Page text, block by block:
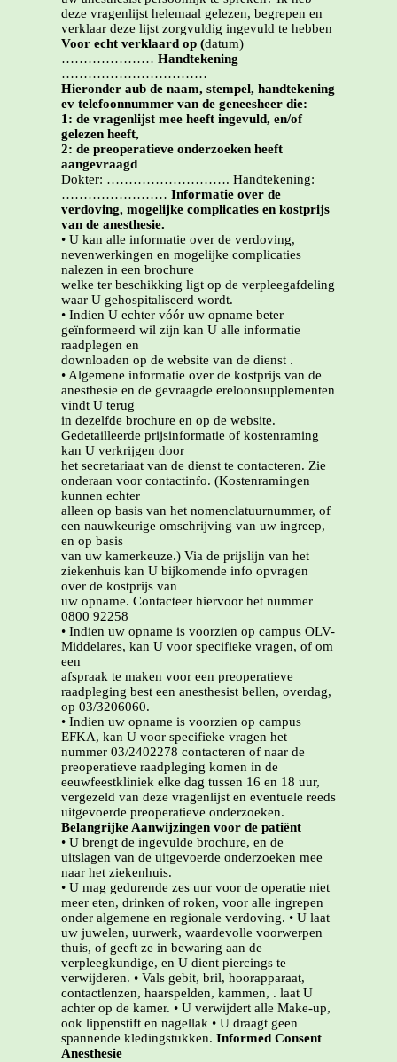
deze vragenlijst helemaal gelezen, begrepen en
verklaar deze lijst zorgvuldig ingevuld te hebben
Voor echt verklaard op (datum)
………………… Handtekening
……………………………
Hieronder aub de naam, stempel, handtekening
ev telefoonnummer van de geneesheer die:
1: de vragenlijst mee heeft ingevuld, en/of
gelezen heeft,
2: de preoperatieve onderzoeken heeft
aangevraagd
Dokter: ………………………. Handtekening:
…………………… Informatie over de
verdoving, mogelijke complicaties en kostprijs
van de anesthesie.
• U kan alle informatie over de verdoving,
nevenwerkingen en mogelijke complicaties
nalezen in een brochure
welke ter beschikking ligt op de verpleegafdeling
waar U gehospitaliseerd wordt.
• Indien U echter vóór uw opname beter
geïnformeerd wil zijn kan U alle informatie
raadplegen en
downloaden op de website van de dienst .
• Algemene informatie over de kostprijs van de
anesthesie en de gevraagde ereloonsupplementen
vindt U terug
in dezelfde brochure en op de website.
Gedetailleerde prijsinformatie of kostenraming
kan U verkrijgen door
het secretariaat van de dienst te contacteren. Zie
onderaan voor contactinfo. (Kostenramingen
kunnen echter
alleen op basis van het nomenclatuurnummer, of
een nauwkeurige omschrijving van uw ingreep,
en op basis
van uw kamerkeuze.) Via de prijslijn van het
ziekenhuis kan U bijkomende info opvragen
over de kostprijs van
uw opname. Contacteer hiervoor het nummer
0800 92258
• Indien uw opname is voorzien op campus OLV-
Middelares, kan U voor specifieke vragen, of om
een
afspraak te maken voor een preoperatieve
raadpleging best een anesthesist bellen, overdag,
op 03/3206060.
• Indien uw opname is voorzien op campus
EFKA, kan U voor specifieke vragen het
nummer 03/2402278 contacteren of naar de
preoperatieve raadpleging komen in de
eeuwfeestkliniek elke dag tussen 16 en 18 uur,
vergezeld van deze vragenlijst en eventuele reeds
uitgevoerde preoperatieve onderzoeken.
Belangrijke Aanwijzingen voor de patiënt
• U brengt de ingevulde brochure, en de
uitslagen van de uitgevoerde onderzoeken mee
naar het ziekenhuis.
• U mag gedurende zes uur voor de operatie niet
meer eten, drinken of roken, voor alle ingrepen
onder algemene en regionale verdoving. • U laat
uw juwelen, uurwerk, waardevolle voorwerpen
thuis, of geeft ze in bewaring aan de
verpleegkundige, en U dient piercings te
verwijderen. • Vals gebit, bril, hoorapparaat,
contactlenzen, haarspelden, kammen, . laat U
achter op de kamer. • U verwijdert alle Make-up,
ook lippenstift en nagellak • U draagt geen
spannende kledingstukken. Informed Consent
Anesthesie